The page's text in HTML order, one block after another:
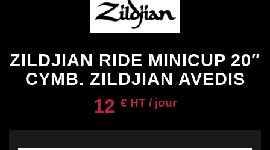
ZILDJIAN RIDE MINICUP 20″
CYMB. ZILDJIAN AVEDIS
12 € HT / jour